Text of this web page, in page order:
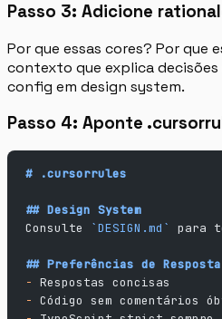
Passo 3: Adicione
Por que essas cores? Por que
contexto que explica
config em design system.
Passo 4: Aponte
# .cursorrules
## Design System
Consulte
`DESIGN.md` para
## Preferências de Resposta
- Respostas concisas
- Código sem comentários